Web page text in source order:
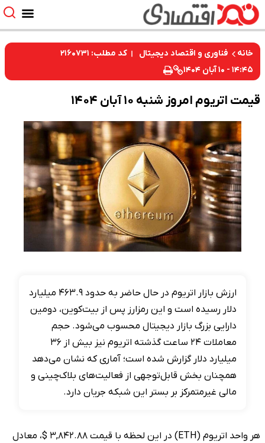
خانه فناوری و اقتصاد دیجیتال
کد مطلب: ۲۱۶۰۷۳۱
۱۴:۴۵ - ۱۰ آبان ۱۴۰۴
قیمت اتریوم امروز شنبه ۱۰ آبان ۱۴۰۴
ارزش بازار اتریوم در حال حاضر به حدود ۴۶۳.۹ میلیارد
دلار رسیده است و این رمزارز پس از بیت‌کوین، دومین
دارایی بزرگ بازار دیجیتال محسوب می‌شود. حجم
معاملات ۲۴ ساعت گذشته اتریوم نیز بیش از ۳۶
میلیارد دلار گزارش شده است؛ آماری که نشان می‌دهد
همچنان بخش قابل‌توجهی از فعالیت‌های بلاک‌چینی و
مالی غیرمتمرکز بر بستر این شبکه جریان دارد.
هر واحد اتریوم (ETH) در این لحظه با قیمت ۳,۸۴۲.۸۸ $، معادل